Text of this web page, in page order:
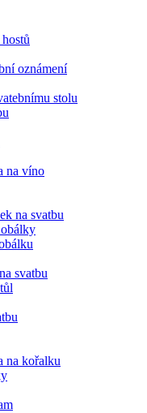
oznámení
stolu
na víno
na svatbu
svatbu
na kořalku